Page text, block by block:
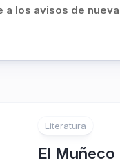
a los avisos de
Literatura
El